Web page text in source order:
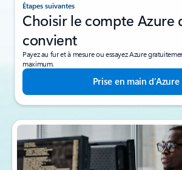
Étapes suivantes
Choisir le compte Azure
convient
Payez au fur et à mesure ou essayez Azure
maximum.
Prise en main d’Azure